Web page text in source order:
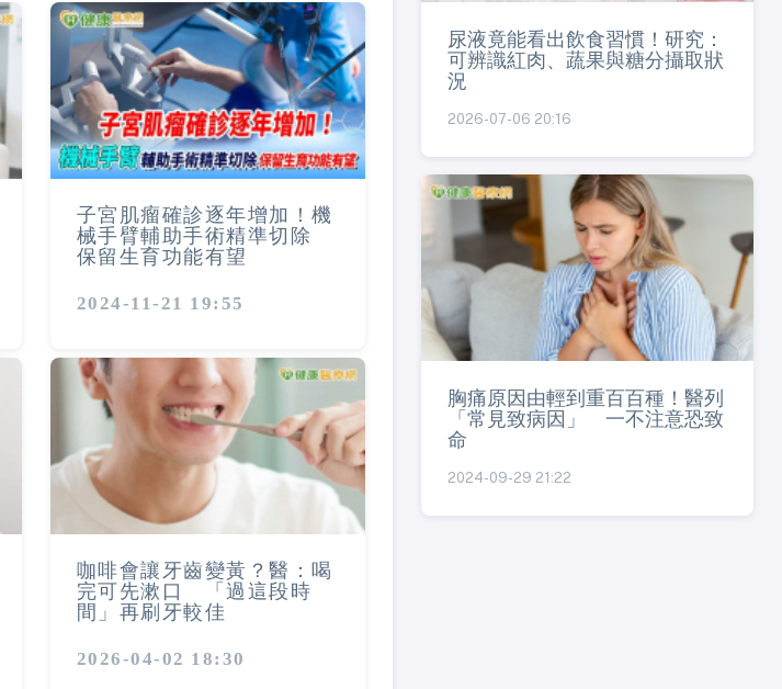
子宮肌瘤確診逐年增加！機
械手臂輔助手術精準切除
保留生育功能有望
2024-11-21 19:55
咖啡會讓牙齒變黃？醫：喝
完可先漱口 「過這段時
間」再刷牙較佳
2026-04-02 18:30
尿液竟能看出飲食習慣！研究：
可辨識紅肉、蔬果與糖分攝取狀
況
2026-07-06 20:16
胸痛原因由輕到重百百種！醫列
「常見致病因」 一不注意恐致
命
2024-09-29 21:22